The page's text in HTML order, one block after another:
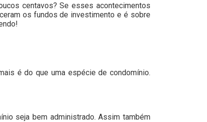
centavos? Se esses acontecimentos
os fundos de investimento e é sobre
é do que uma espécie de condomínio.
seja bem administrado. Assim também